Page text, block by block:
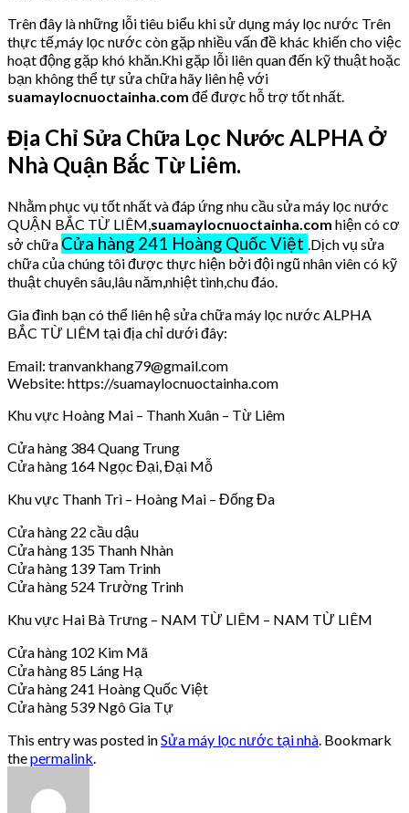
Trên đây là những lỗi tiêu biểu khi sử dụng máy lọc nước Trên
thực tế,máy lọc nước còn gặp nhiều vấn đề khác khiến cho việc
hoạt động gặp khó khăn.Khi gặp lỗi liên quan đến kỹ thuật hoặc
bạn không thể tự sửa chữa hãy liên hệ với
suamaylocnuoctainha.com để được hỗ trợ tốt nhất.
Địa Chỉ Sửa Chữa Lọc Nước ALPHA Ở
Nhà Quận Bắc Từ Liêm.
Nhằm phục vụ tốt nhất và đáp ứng nhu cầu sửa máy lọc nước
QUẬN BẮC TỪ LIÊM, suamaylocnuoctainha.com hiện có cơ
sở chữa Cửa hàng 241 Hoàng Quốc Việt .Dịch vụ sửa
chữa của chúng tôi được thực hiện bởi đội ngũ nhân viên có kỹ
thuật chuyên sâu,lâu năm,nhiệt tình,chu đáo.
Gia đình bạn có thể liên hệ sửa chữa máy lọc nước ALPHA
BẮC TỪ LIÊM tại địa chỉ dưới đây:
Email: tranvankhang79@gmail.com
Website: https://suamaylocnuoctainha.com
Khu vực Hoàng Mai – Thanh Xuân – Từ Liêm
Cửa hàng 384 Quang Trung
Cửa hàng 164 Ngọc Đại, Đại Mỗ
Khu vực Thanh Trì – Hoàng Mai – Đống Đa
Cửa hàng 22 cầu dậu
Cửa hàng 135 Thanh Nhàn
Cửa hàng 139 Tam Trinh
Cửa hàng 524 Trường Trinh
Khu vực Hai Bà Trưng – NAM TỪ LIÊM – NAM TỪ LIÊM
Cửa hàng 102 Kim Mã
Cửa hàng 85 Láng Hạ
Cửa hàng 241 Hoàng Quốc Việt
Cửa hàng 539 Ngô Gia Tự
This entry was posted inSửa máy lọc nước tại nhà . Bookmark
thepermalink